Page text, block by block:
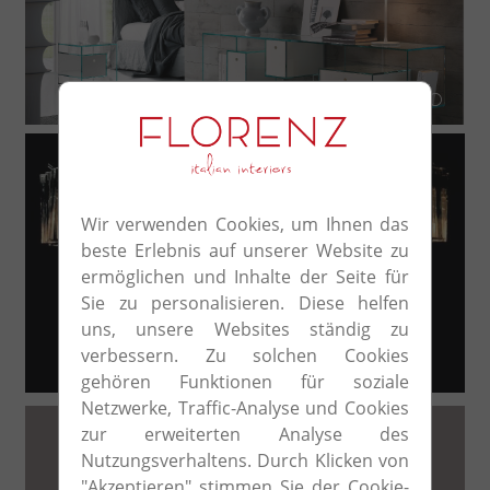
Moderno
Chi siamo
Da noi potete trovare una vasta gamma di arredi, luci e
Wir verwenden Cookies, um Ihnen das
beste Erlebnis auf unserer Website zu
ermöglichen und Inhalte der Seite für
Sie zu personalisieren. Diese helfen
uns, unsere Websites ständig zu
verbessern. Zu solchen Cookies
gehören Funktionen für soziale
Netzwerke, Traffic-Analyse und Cookies
zur erweiterten Analyse des
Nutzungsverhaltens. Durch Klicken von